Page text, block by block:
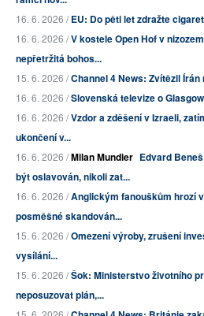
16. 6. 2026 /EU: Do pěti let zdražte
16. 6. 2026 /V kostele Open Hof v
nepřetržitá bohos...
15. 6. 2026 /Channel 4 News: Zvítězil Írán
16. 6. 2026 /Slovenská televize o
16. 6. 2026 /Vzdor a zděšení v Izraeli,
ukončení v...
16. 6. 2026 /Milan Mundier Edvard
být oslavován, nikoli zat...
16. 6. 2026 /Anglickým fanouškům hrozí
posměšné skandován...
15. 6. 2026 /Omezení výroby, zrušení
vysílání...
15. 6. 2026 /Šok: Ministerstvo životního
neposuzovat plán,...